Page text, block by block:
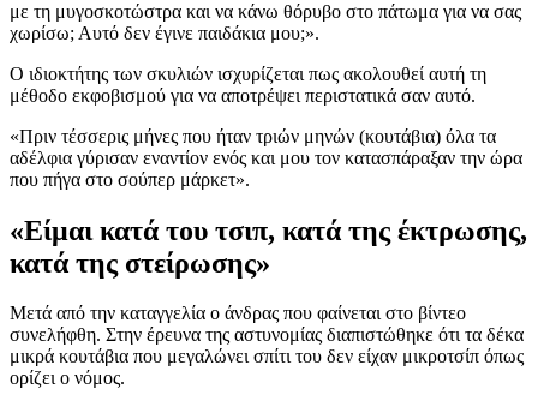
με τη μυγοσκοτώστρα και να κάνω θόρυβο στο πάτωμα για να σας
χωρίσω; Αυτό δεν έγινε παιδάκια μου;».
Ο ιδιοκτήτης των σκυλιών ισχυρίζεται πως ακολουθεί αυτή τη
μέθοδο εκφοβισμού για να αποτρέψει περιστατικά σαν αυτό.
«Πριν τέσσερις μήνες που ήταν τριών μηνών (κουτάβια) όλα τα
αδέλφια γύρισαν εναντίον ενός και μου τον κατασπάραξαν την ώρα
που πήγα στο σούπερ μάρκετ».
«Είμαι κατά του τσιπ, κατά της έκτρωσης,
κατά της στείρωσης»
Μετά από την καταγγελία ο άνδρας που φαίνεται στο βίντεο
συνελήφθη. Στην έρευνα της αστυνομίας διαπιστώθηκε ότι τα δέκα
μικρά κουτάβια που μεγαλώνει σπίτι του δεν είχαν μικροτσίπ όπως
ορίζει ο νόμος.